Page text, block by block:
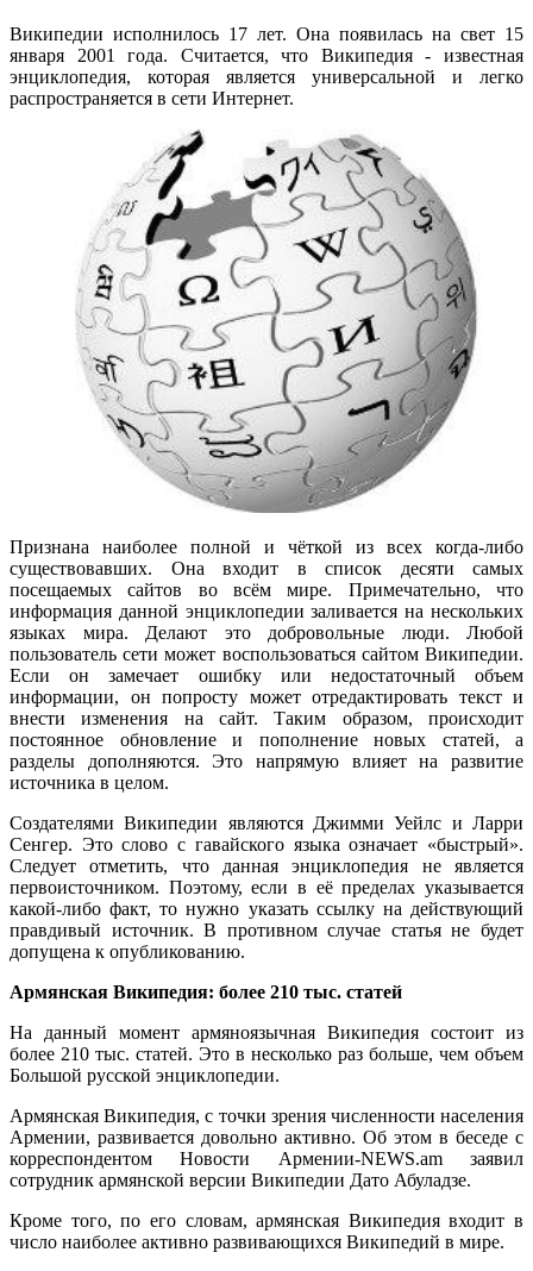
Википедии исполнилось 17 лет. Она появилась на свет 15
января 2001 года. Считается, что Википедия - известная
энциклопедия, которая является универсальной и легко
распространяется в сети Интернет.
Признана наиболее полной и чёткой из всех когда-либо
существовавших. Она входит в список десяти самых
посещаемых сайтов во всём мире. Примечательно, что
информация данной энциклопедии заливается на нескольких
языках мира. Делают это добровольные люди. Любой
пользователь сети может воспользоваться сайтом Википедии.
Если он замечает ошибку или недостаточный объем
информации, он попросту может отредактировать текст и
внести изменения на сайт. Таким образом, происходит
постоянное обновление и пополнение новых статей, а
разделы дополняются. Это напрямую влияет на развитие
источника в целом.
Создателями Википедии являются Джимми Уейлс и Ларри
Сенгер. Это слово с гавайского языка означает «быстрый».
Следует отметить, что данная энциклопедия не является
первоисточником. Поэтому, если в её пределах указывается
какой-либо факт, то нужно указать ссылку на действующий
правдивый источник. В противном случае статья не будет
допущена к опубликованию.
Армянская Википедия: более 210 тыс. статей
На данный момент армяноязычная Википедия состоит из
более 210 тыс. статей. Это в несколько раз больше, чем объем
Большой русской энциклопедии.
Армянская Википедия, с точки зрения численности населения
Армении, развивается довольно активно. Об этом в беседе с
корреспондентом Новости Армении-NEWS.am заявил
сотрудник армянской версии Википедии Дато Абуладзе.
Кроме того, по его словам, армянская Википедия входит в
число наиболее активно развивающихся Википедий в мире.